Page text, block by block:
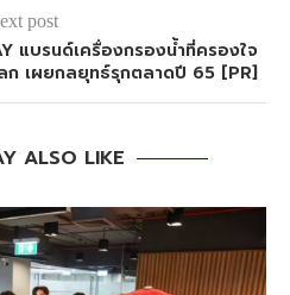
post
แบรนด์เครื่องกรองน้ำที่ครองใจ
ก เผยกลยุทธ์รุกตลาดปี 65 [PR]
ALSO LIKE